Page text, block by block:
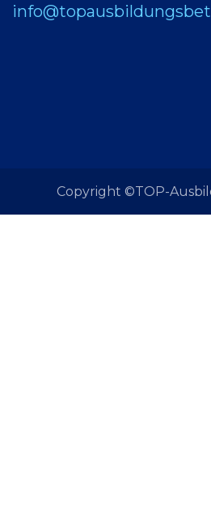
Copyright ©TOP-